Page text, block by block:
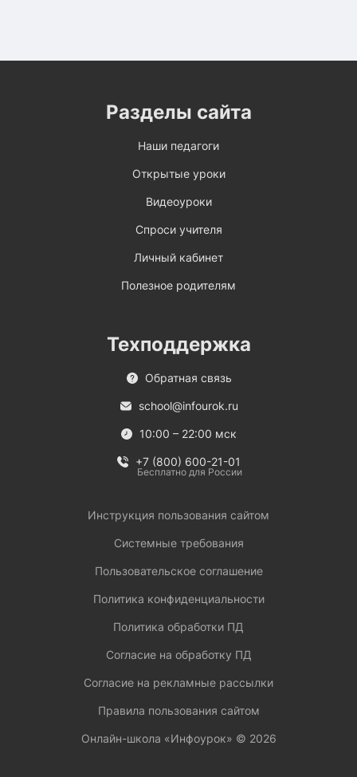
Разделы сайта
Наши педагоги
Открытые уроки
Видеоуроки
Спроси учителя
Личный кабинет
Полезное родителям
Техподдержка
Обратная связь
school@infourok.ru
10:00 – 22:00 мск
+7 (800) 600-21-01
Бесплатно для России
Инструкция пользования сайтом
Системные требования
Пользовательское соглашение
Политика конфиденциальности
Политика обработки ПД
Согласие на обработку ПД
Согласие на рекламные рассылки
Правила пользования сайтом
Онлайн-школа «Инфоурок» © 2026